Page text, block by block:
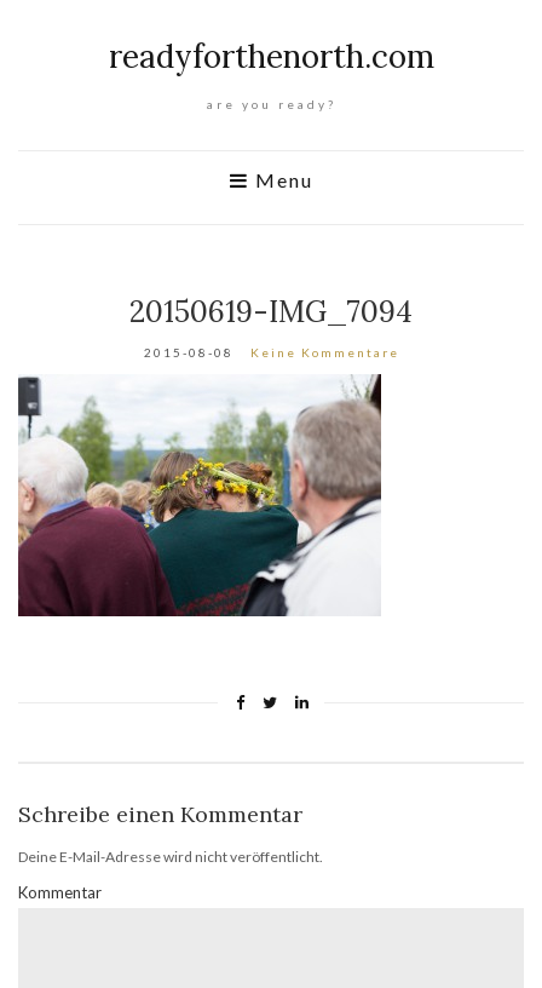
readyforthenorth.com
are you ready?
Menu
20150619-IMG_7094
2015-08-08 Keine Kommentare
Schreibe einen Kommentar
Deine E-Mail-Adresse wird nicht veröffentlicht.
Kommentar